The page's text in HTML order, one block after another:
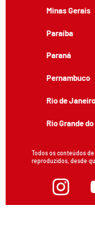
Minas Gerais
Paraíba
Paraná
Pernambuco
Rio de Janeiro
Rio Grande
Todos os conteúdos
reproduzidos, desde